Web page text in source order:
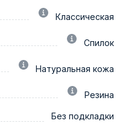
Классическая
Спилок
Натуральная кожа
Резина
Без подкладки